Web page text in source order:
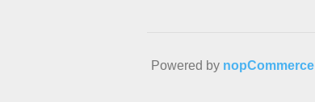
Powered by nopCommerce